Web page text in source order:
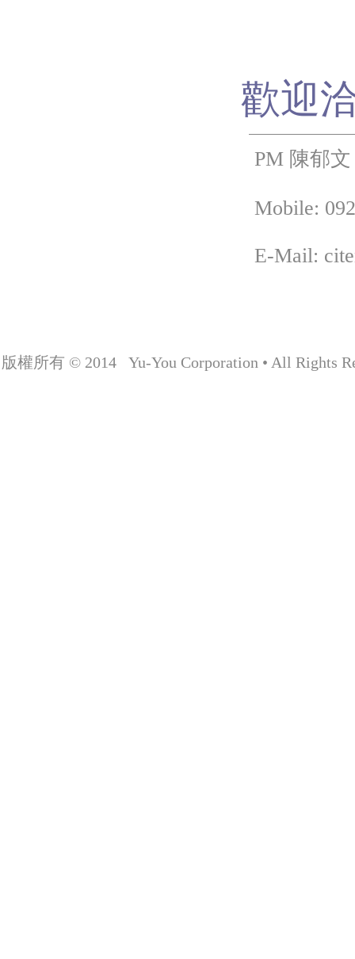
歡迎
PM 陳郁文
Mobile:
E-Mail:
版權所有 © 2014 Yu-You Corporation • All Rights